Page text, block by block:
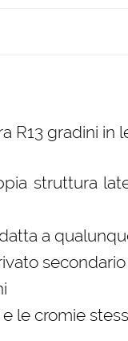
R13 gradini in
struttura
a
secondario
le cromie